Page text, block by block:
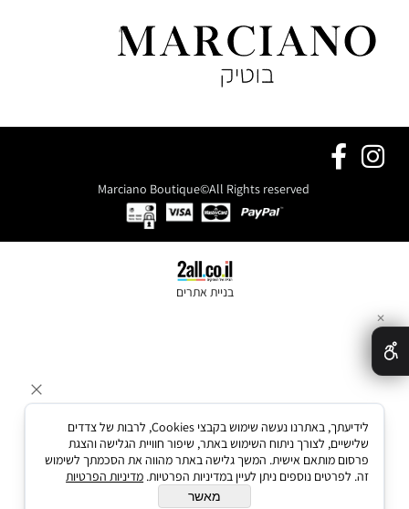
בניית אתרים
✕
לידיעתך, באתרנו נעשה שימוש בקבצי Cookies, לרבות של צדדים
שלישיים, לצורך ניתוח השימוש באתר, שיפור חוויית הגלישה והצגת
פרסום מותאם אישית. המשך גלישה באתר מהווה את הסכמתך לשימוש
זה. לפרטים נוספים ניתן לעיין במדיניות הפרטיות. מדיניות הפרטיות
מאשר